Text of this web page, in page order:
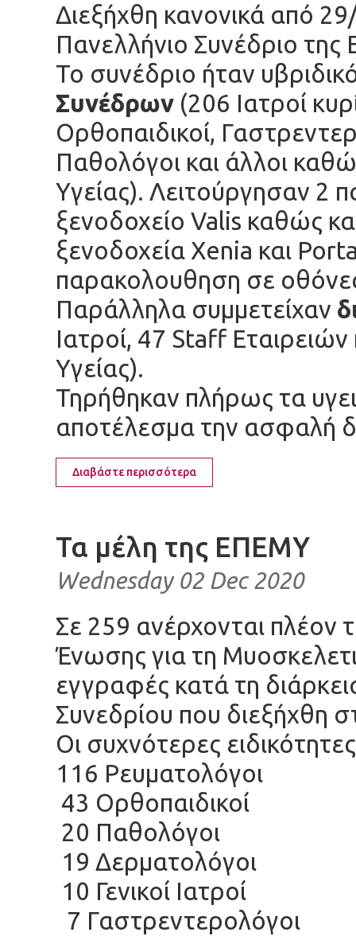
Διεξήχθη κανονικά από
Πανελλήνιο Συνέδριο
Το συνέδριο ήταν
Συνέδρων (206 Ιατροί
Ορθοπαιδικοί,
Παθολόγοι και άλλοι
Υγείας). Λειτούργησαν 2
ξενοδοχείο Valis καθώς
ξενοδοχεία Xenia και
παρακολουθηση σε
Παράλληλα συμμετείχαν
Ιατροί, 47 Staff
Υγείας).
Τηρήθηκαν πλήρως τα
αποτέλεσμα την ασφαλή
Διαβάστε περισσότερα
Τα μέλη της ΕΠΕΜΥ
Wednesday 02 Dec 2020
Σε 259 ανέρχονται πλέον
Ένωσης για τη
εγγραφές κατά τη
Συνεδρίου που διεξήχθη
Οι συχνότερες
116 Ρευματολόγοι
43 Ορθοπαιδικοί
20 Παθολόγοι
19 Δερματολόγοι
10 Γενικοί Ιατροί
7 Γαστρεντερολόγοι